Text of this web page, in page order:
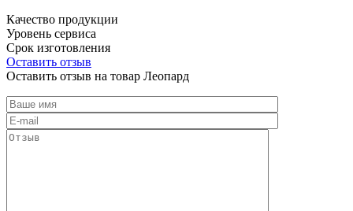
Качество продукции
Уровень сервиса
Срок изготовления
Оставить отзыв
Оставить отзыв на товар Леопард